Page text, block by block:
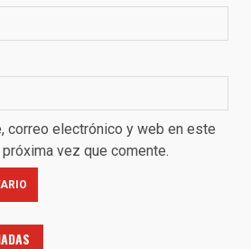
correo electrónico y web en este
vez que comente.